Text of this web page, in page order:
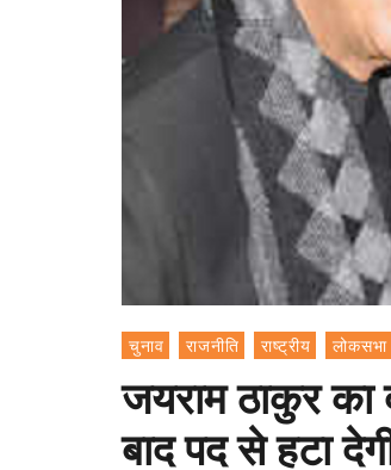
चुनाव राजनीति राष्ट्रीय
जयराम ठाकुर
बाद पद से हटा